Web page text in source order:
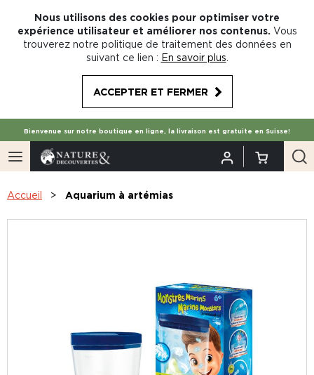
Nous utilisons des cookies pour optimiser votre
expérience utilisateur et améliorer nos contenus. Vous
trouverez notre politique de traitement des données en
suivant ce lien : En savoir plus
ACCEPTER ET FERMER
Bienvenue sur notre boutique en ligne, la livraison est gratuite en Suisse!
Accueil Aquarium à artémias